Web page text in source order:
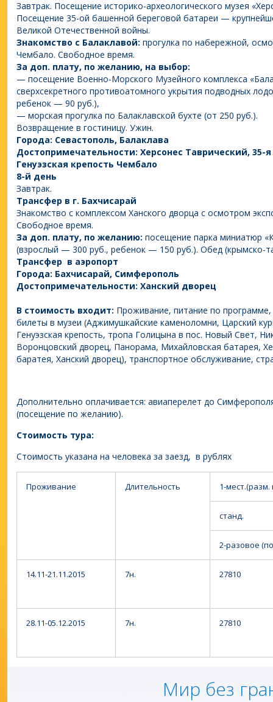
Завтрак. Посещение историко-археологического музея
Посещение 35-ой башенной береговой батареи —
Великой Отечественной войны.
Знакомство с Балаклавой: прогулка по набережной,
Чембало. Свободное время.
За доп. плату, по желанию, на выбор:
— посещение Военно-Морского Музейного комплекса
сверхсекретного противоатомного укрытия подводных
ребенок — 90 руб.),
— морская прогулка по Балаклавской бухте (от 250 руб.).
Возвращение в гостиницу. Ужин.
Города: Севастополь, Балаклава
Достопримечательности: Херсонес Таврический, 35-
Генуэзская крепость Чембало
8-й день
Завтрак.
Трансфер в г. Бахчисарай
Знакомство с комплексом Ханского дворца с осмотром
Свободное время.
За доп. плату, по желанию: посещение парка миниатюр
(взрослый — 300 руб., ребенок — 150 руб.). Обед (крымско-
Трансфер в аэропорт
Города: Бахчисарай, Симферополь
Достопримечательности: Ханский дворец
В стоимость входит: Проживание, питание по программе,
билеты в музеи (Аджимушкайские каменоломни, Царский
Генуэзская крепость, тропа Голицына в пос. Новый Свет,
Воронцовский дворец, Панорама, Михайловская батарея,
баратея, Ханский дворец), транспортное обслуживание,
Дополнительно оплачивается: авиаперелет до
(посещение по желанию).
Стоимость тура:
Стоимость указана на человека за заезд, в рублях
Проживание Длительность 1-мест.(разм.
станд.
2-разовое
14.11-21.11.2015 7н. 27810
28.11-05.12.2015 7н. 27810
Мир без